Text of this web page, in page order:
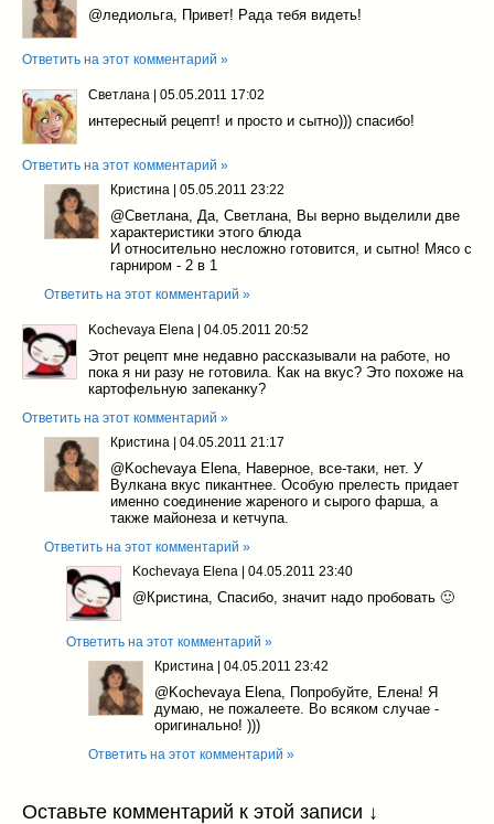
@ледиольга , Привет! Рада тебя видеть!
Ответить на этот комментарий »
Cветлана | 05.05.2011 17:02
интересный рецепт! и просто и сытно))) спасибо!
Ответить на этот комментарий »
Кристина | 05.05.2011 23:22
@Cветлана , Да, Светлана, Вы верно выделили две
характеристики этого блюда
И относительно несложно готовится, и сытно! Мясо с
гарниром - 2 в 1
Ответить на этот комментарий »
Kochevaya Elena | 04.05.2011 20:52
Этот рецепт мне недавно рассказывали на работе, но
пока я ни разу не готовила. Как на вкус? Это похоже на
картофельную запеканку?
Ответить на этот комментарий »
Кристина | 04.05.2011 21:17
@Kochevaya Elena , Наверное, все-таки, нет. У
Вулкана вкус пикантнее. Особую прелесть придает
именно соединение жареного и сырого фарша, а
также майонеза и кетчупа.
Ответить на этот комментарий »
Kochevaya Elena | 04.05.2011 23:40
@Кристина , Спасибо, значит надо пробовать 🙂
Ответить на этот комментарий »
Кристина | 04.05.2011 23:42
@Kochevaya Elena , Попробуйте, Елена! Я
думаю, не пожалеете. Во всяком случае -
оригинально! )))
Ответить на этот комментарий »
Оставьте комментарий к этой записи ↓